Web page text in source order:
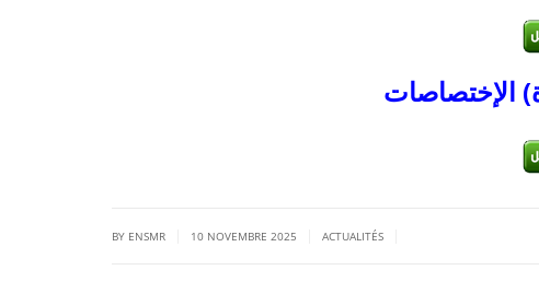
BY ENSMR 10 NOVEMBRE 2025 ACTUALITÉS